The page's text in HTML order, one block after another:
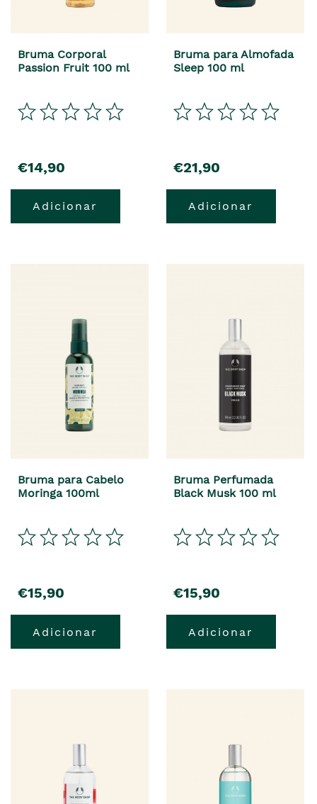
Bruma Corporal
Passion Fruit 100 ml
€14,90
Adicionar
Bruma para Almofada
Sleep 100 ml
€21,90
Adicionar
Bruma para Cabelo
Moringa 100ml
€15,90
Adicionar
Bruma Perfumada
Black Musk 100 ml
€15,90
Adicionar